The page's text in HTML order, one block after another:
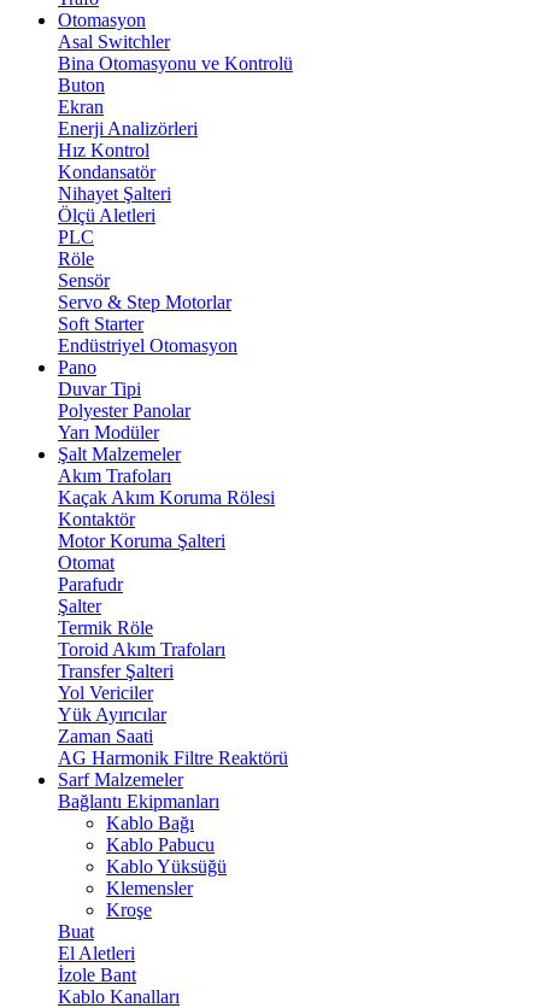
Otomasyon
Asal Switchler
Bina Otomasyonu ve Kontrolü
Buton
Ekran
Enerji Analizörleri
Hız Kontrol
Kondansatör
Nihayet Şalteri
Ölçü Aletleri
PLC
Röle
Sensör
Servo & Step Motorlar
Soft Starter
Endüstriyel Otomasyon
Pano
Duvar Tipi
Polyester Panolar
Yarı Modüler
Şalt Malzemeler
Akım Trafoları
Kaçak Akım Koruma Rölesi
Kontaktör
Motor Koruma Şalteri
Otomat
Parafudr
Şalter
Termik Röle
Toroid Akım Trafoları
Transfer Şalteri
Yol Vericiler
Yük Ayırıcılar
Zaman Saati
AG Harmonik Filtre Reaktörü
Sarf Malzemeler
Bağlantı Ekipmanları
Kablo Bağı
Kablo Pabucu
Kablo Yüksüğü
Klemensler
Kroşe
Buat
El Aletleri
İzole Bant
Kablo Kanalları